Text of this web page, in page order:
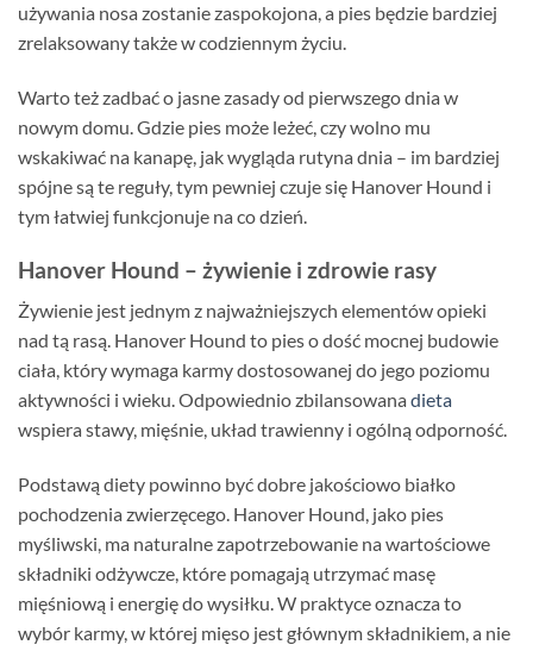
używania nosa zostanie zaspokojona, a pies będzie bardziej
zrelaksowany także w codziennym życiu.
Warto też zadbać o jasne zasady od pierwszego dnia w
nowym domu. Gdzie pies może leżeć, czy wolno mu
wskakiwać na kanapę, jak wygląda rutyna dnia – im bardziej
spójne są te reguły, tym pewniej czuje się Hanover Hound i
tym łatwiej funkcjonuje na co dzień.
Hanover Hound – żywienie i zdrowie rasy
Żywienie jest jednym z najważniejszych elementów opieki
nad tą rasą. Hanover Hound to pies o dość mocnej budowie
ciała, który wymaga karmy dostosowanej do jego poziomu
aktywności i wieku. Odpowiednio zbilansowana dieta
wspiera stawy, mięśnie, układ trawienny i ogólną odporność.
Podstawą diety powinno być dobre jakościowo białko
pochodzenia zwierzęcego. Hanover Hound, jako pies
myśliwski, ma naturalne zapotrzebowanie na wartościowe
składniki odżywcze, które pomagają utrzymać masę
mięśniową i energię do wysiłku. W praktyce oznacza to
wybór karmy, w której mięso jest głównym składnikiem, a nie